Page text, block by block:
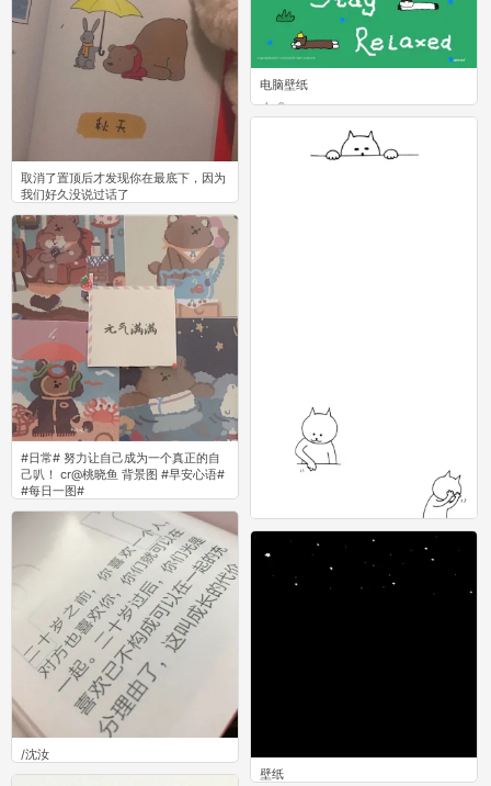
取消了置顶后才发现你在最底下，因为
我们好久没说过话了
0
电脑壁纸
0
/沈汝
0 壁纸
壁纸
#日常# 努力让自己成为一个真正的自
己叭！ cr@桃晓鱼 背景图 #早安心语#
#每日一图#
0